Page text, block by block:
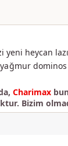
heycan
dominos
Charimax
Bizim